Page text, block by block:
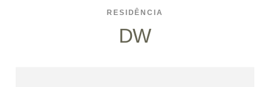
RESIDÊNCIA
DW